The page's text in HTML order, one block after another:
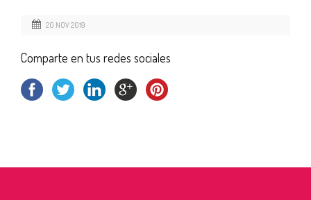
20 NOV 2019
Comparte en tus redes sociales